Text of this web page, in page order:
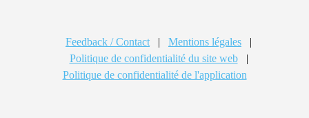
Feedback / Contact | Mentions légales
|
Politique de confidentialité du site web
|
Politique de confidentialité de l'application